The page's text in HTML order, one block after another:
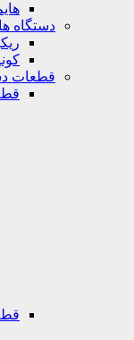
دستگاه
قطعات